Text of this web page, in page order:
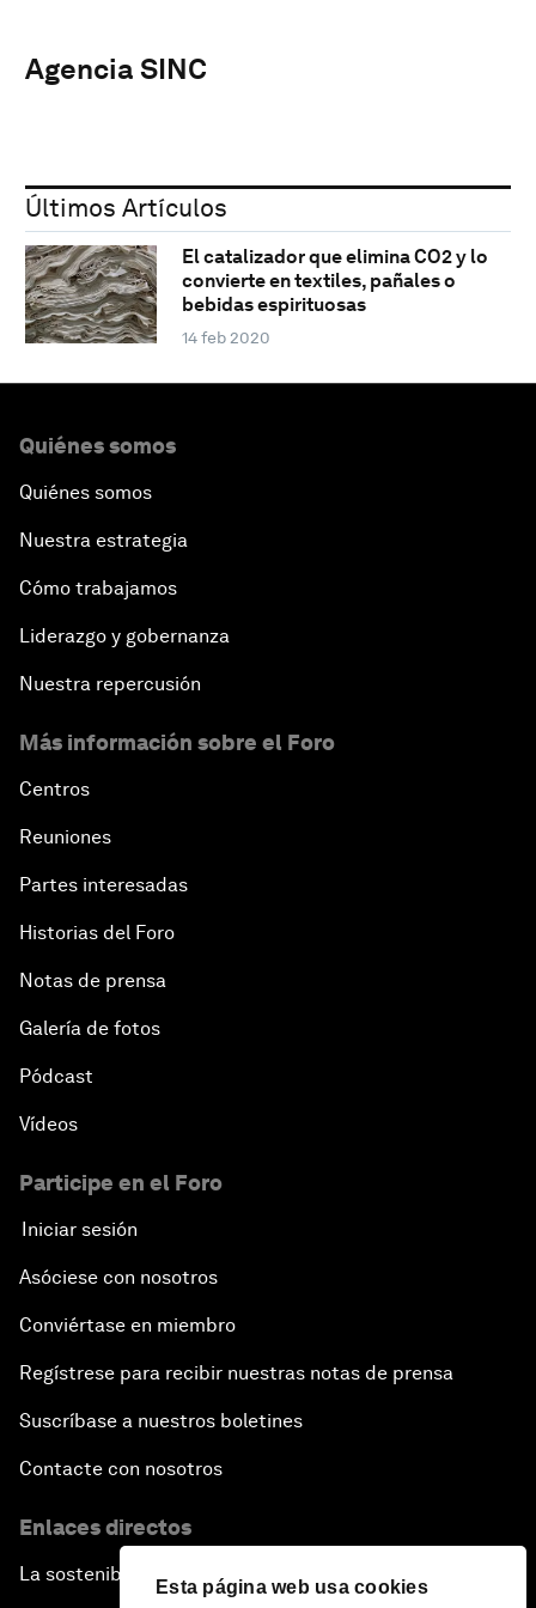
Esta página web usa cookies
Agencia SINC
Últimos Artículos
El catalizador que elimina CO2 y lo
convierte en textiles, pañales o
bebidas espirituosas
14 feb 2020
Quiénes somos
Quiénes somos
Nuestra estrategia
Cómo trabajamos
Liderazgo y gobernanza
Nuestra repercusión
Más información sobre el Foro
Centros
Reuniones
Partes interesadas
Historias del Foro
Notas de prensa
Galería de fotos
Pódcast
Vídeos
Participe en el Foro
Iniciar sesión
Asóciese con nosotros
Conviértase en miembro
Regístrese para recibir nuestras notas de prensa
Suscríbase a nuestros boletines
Contacte con nosotros
Enlaces directos
La sostenibilidad en el Foro